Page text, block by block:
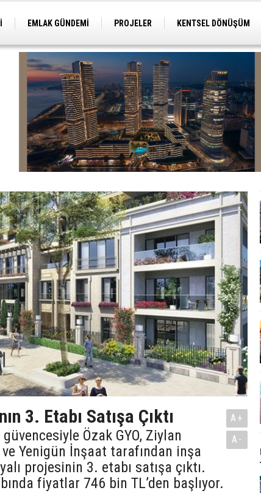
EMLAK GÜNDEMİ PROJELER KENTSEL DÖNÜŞÜM
3. Etabı Satışa Çıktı
Özak GYO, Ziylan
Yenigün İnşaat tarafından inşa
projesinin 3. etabı satışa çıktı.
fiyatlar 746 bin TL’den başlıyor.
A+
A-